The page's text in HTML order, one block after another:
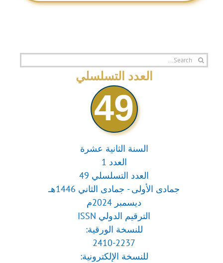
Search
العدد التسلسلي
49
السنة الثانية عشرة
العدد 1
العدد التسلسلي 49
جمادى الأولى - جمادى الثاني 1446هـ
ديسمبر 2024م
الترقيم الدولي ISSN
للنسخة الورقية:
2410-2237
للنسخة الإلكترونية: